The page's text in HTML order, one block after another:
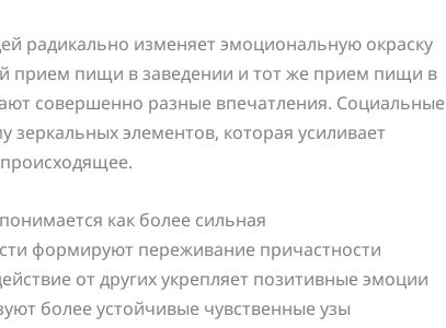
радикально изменяет эмоциональную окраску
прием пищи в заведении и тот же прием пищи в
совершенно разные впечатления. Социальные
зеркальных элементов, которая усиливает
как более сильная
формируют переживание причастности
от других укрепляет позитивные эмоции
более устойчивые чувственные узы